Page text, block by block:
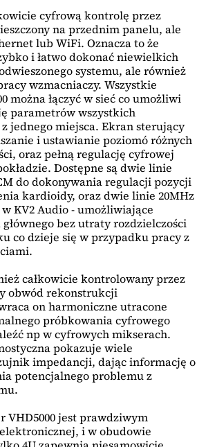
cyfrową kontrolę przez
na przednim panelu, ale
lub WiFi. Oznacza to że
i łatwo dokonać niewielkich
systemu, ale również
wzmacniaczy. Wszystkie
można łączyć w sieć co umożliwi
parametrów wszystkich
jednego miejsca. Ekran sterujący
i ustawianie poziomó różnych
oraz pełną regulację cyfrowej
Dostępne są dwie linie
do dokonywania regulacji pozycji
kardioidy, oraz dwie linie 20MHz
KV2 Audio - umożliwiające
bez utraty rozdzielczości
co dzieje się w przypadku pracy z
całkowicie kontrolowany przez
obwód rekonstrukcji
on harmoniczne utracone
próbkowania cyfrowego
np w cyfrowych mikserach.
pokazuje wiele
impedancji, dając informację o
potencjalnego problemu z
VHD5000 jest prawdziwym
i w obudowie